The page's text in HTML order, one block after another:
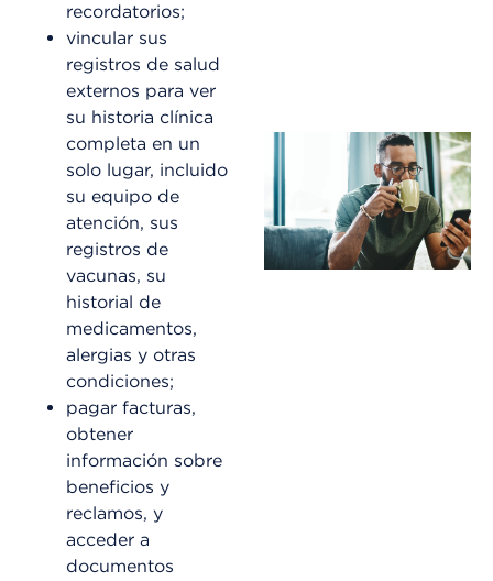
recordatorios;
vincular sus
registros de salud
externos para ver
su historia clínica
completa en un
solo lugar, incluido
su equipo de
atención, sus
registros de
vacunas, su
historial de
medicamentos,
alergias y otras
condiciones;
pagar facturas,
obtener
información sobre
beneficios y
reclamos, y
acceder a
documentos